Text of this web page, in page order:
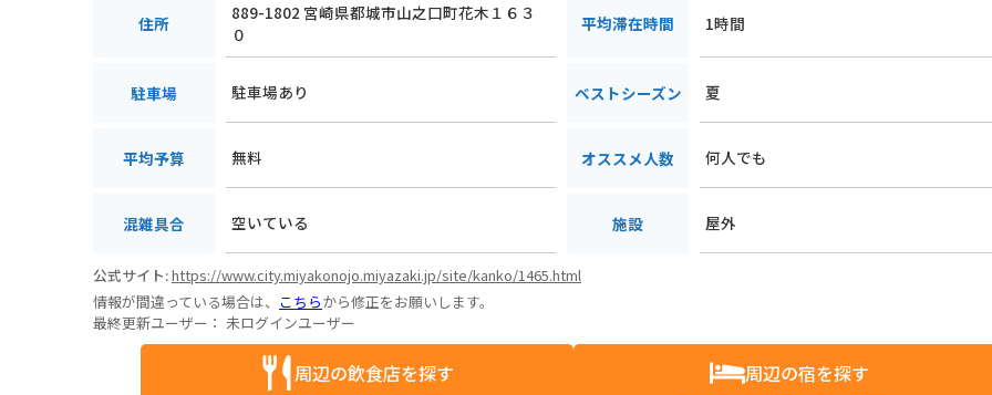
住所
889-1802 宮崎県都城市山之口町花木１６３
０
平均滞在時間 1時間
駐車場 駐車場あり ベストシーズン 夏
平均予算 無料 オススメ人数 何人でも
混雑具合 空いている 施設 屋外
公式サイト:https://www.city.miyakonojo.miyazaki.jp/site/kanko/1465.html
情報が間違っている場合は、 こちらから修正をお願いします。
最終更新ユーザー： 未ログインユーザー
周辺の飲食店を探す 周辺の宿を探す